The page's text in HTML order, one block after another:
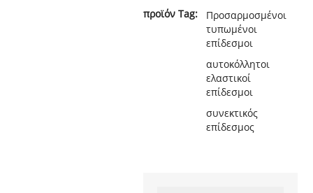
προϊόν Tag:
Προσαρμοσμένοι
τυπωμένοι
επίδεσμοι
αυτοκόλλητοι
ελαστικοί
επίδεσμοι
συνεκτικός
επίδεσμος